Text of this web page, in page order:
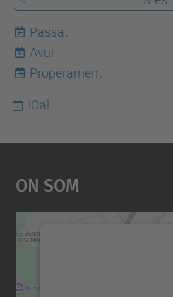
Passat
6
Avui
Properament
iCal
On Som